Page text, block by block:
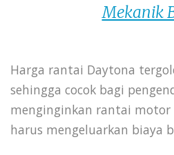
Mekanik
Harga rantai Daytona
sehingga cocok bagi
menginginkan rantai
harus mengeluarkan biaya